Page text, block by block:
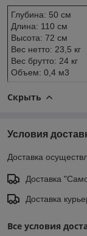
Глубина: 50 см
Длина: 110 см
Высота: 72 см
Вес нетто: 23,5 кг
Вес брутто: 24 кг
Объем: 0,4 м3
Скрыть
Условия
Доставка
Доставка
Доставка
Все условия